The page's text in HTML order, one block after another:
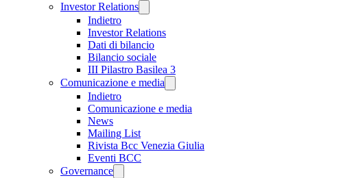
Investor Relations
Indietro
Investor Relations
Dati di bilancio
Bilancio sociale
III Pilastro Basilea 3
Comunicazione e media
Indietro
Comunicazione e media
News
Mailing List
Rivista Bcc Venezia Giulia
Eventi BCC
Governance